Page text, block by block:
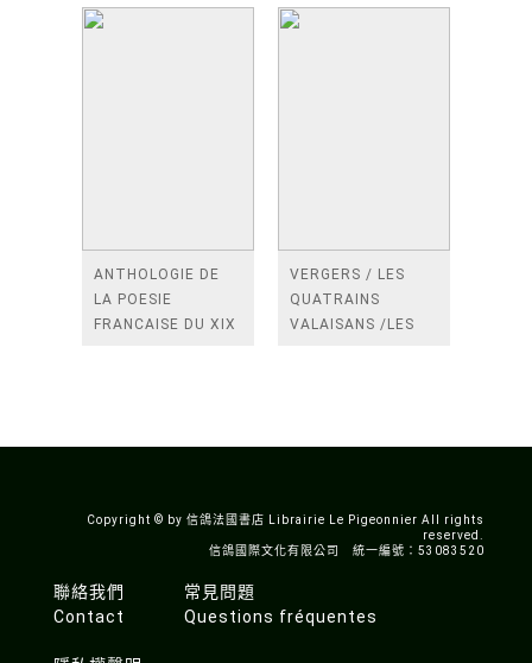
ANTHOLOGIE DE
LA POESIE
FRANCAISE DU XIX
VERGERS / LES
QUATRAINS
VALAISANS /LES
Copyright © by 信鴿法國書店 Librairie Le Pigeonnier All rights
reserved.
信鴿國際文化有限公司 統一編號：53083520
聯絡我們
Contact
常見問題
Questions fréquentes